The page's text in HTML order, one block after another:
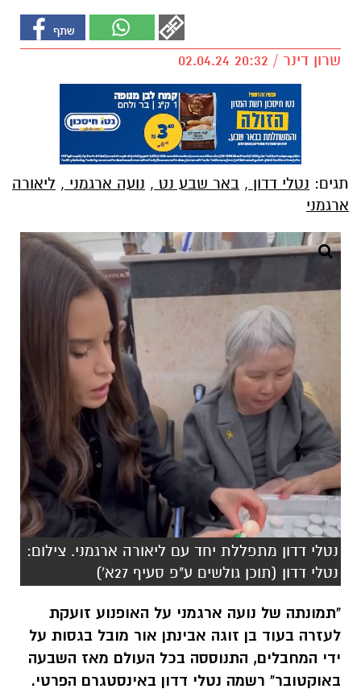
שרון דינר / 20:32 02.04.24
תגים: נטלי דדון , באר שבע נט , נועה ארגמני , ליאורה
ארגמני
נטלי דדון מתפללת יחד עם ליאורה ארגמני. צילום:
נטלי דדון (תוכן גולשים ע"פ סעיף 27א')
"תמונתה של נועה ארגמני על האופנוע זועקת
לעזרה בעוד בן זוגה אבינתן אור מובל בגסות על
ידי המחבלים, התנוססה בכל העולם מאז השבעה
באוקטובר" רשמה נטלי דדון באינסטגרם הפרטי.